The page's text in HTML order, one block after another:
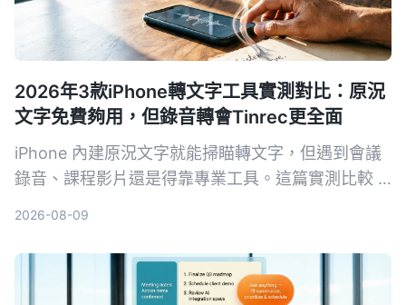
2026年3款iPhone轉文字工具實測對比：原況
文字免費夠用，但錄音轉會Tinrec更全面
iPhone 內建原況文字就能掃瞄轉文字，但遇到會議
錄音、課程影片還是得靠專業工具。這篇實測比較 3
最划算。
2026-08-09